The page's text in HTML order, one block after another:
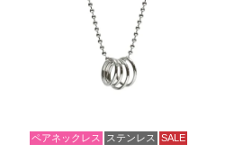
ペアネックレス ステンレス SALE